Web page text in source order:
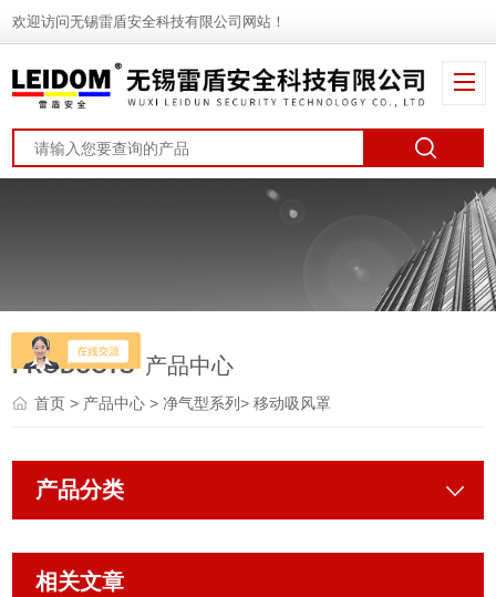
欢迎访问无锡雷盾安全科技有限公司网站！
PRODUCTS 产品中心
首页> 产品中心>净气型系列>移动吸风罩
产品分类
相关文章